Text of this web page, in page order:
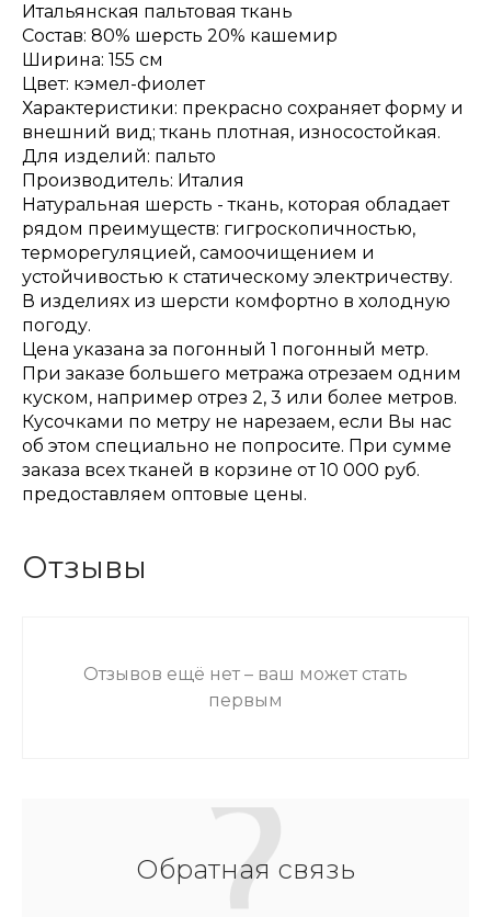
Итальянская пальтовая ткань
Состав: 80% шерсть 20% кашемир
Ширина: 155 см
Цвет: кэмел-фиолет
Характеристики: прекрасно сохраняет форму и
внешний вид; ткань плотная, износостойкая.
Для изделий: пальто
Производитель: Италия
Натуральная шерсть - ткань, которая обладает
рядом преимуществ: гигроскопичностью,
терморегуляцией, самоочищением и
устойчивостью к статическому электричеству.
В изделиях из шерсти комфортно в холодную
погоду.
Цена указана за погонный 1 погонный метр.
При заказе большего метража отрезаем одним
куском, например отрез 2, 3 или более метров.
Кусочками по метру не нарезаем, если Вы нас
об этом специально не попросите. При сумме
заказа всех тканей в корзине от 10 000 руб.
предоставляем оптовые цены.
Отзывы
Отзывов ещё нет – ваш может стать
первым
Обратная связь